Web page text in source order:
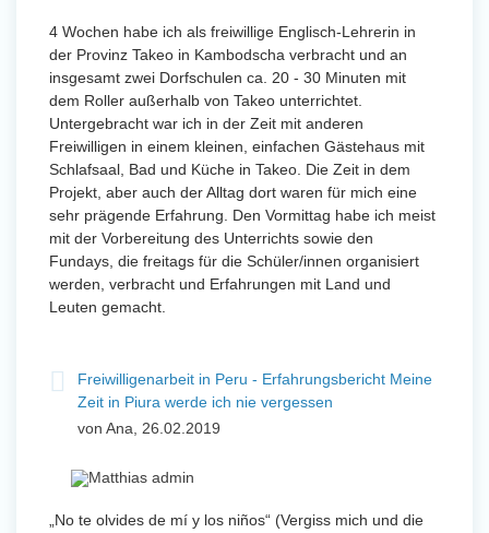
4 Wochen habe ich als freiwillige Englisch-Lehrerin in
der Provinz Takeo in Kambodscha verbracht und an
insgesamt zwei Dorfschulen ca. 20 - 30 Minuten mit
dem Roller außerhalb von Takeo unterrichtet.
Untergebracht war ich in der Zeit mit anderen
Freiwilligen in einem kleinen, einfachen Gästehaus mit
Schlafsaal, Bad und Küche in Takeo. Die Zeit in dem
Projekt, aber auch der Alltag dort waren für mich eine
sehr prägende Erfahrung. Den Vormittag habe ich meist
mit der Vorbereitung des Unterrichts sowie den
Fundays, die freitags für die Schüler/innen organisiert
werden, verbracht und Erfahrungen mit Land und
Leuten gemacht.
Freiwilligenarbeit in Peru - Erfahrungsbericht Meine
Zeit in Piura werde ich nie vergessen
von Ana, 26.02.2019
„No te olvides de mí y los niños“ (Vergiss mich und die